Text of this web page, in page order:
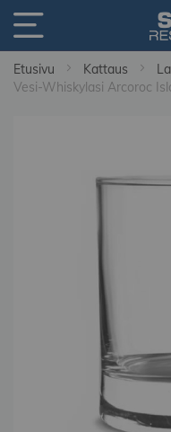
Etusivu Kattaus
Vesi-Whiskylasi Arcoroc